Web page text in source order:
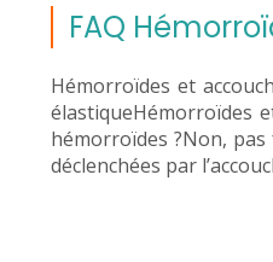
FAQ
Hémorroïdes et
élastiqueHémorroïdes
hémorroïdes ?Non,
déclenchées par